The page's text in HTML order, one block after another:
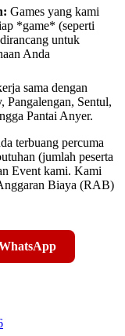
Games yang kami
*game* (seperti
untuk
Anda
sama dengan
Sentul,
Pantai Anyer.
terbuang percuma
(jumlah peserta
Event kami. Kami
Biaya (RAB)